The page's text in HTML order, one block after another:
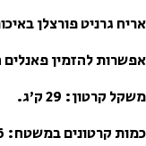
אריח גרניט פורצלן
אפשרות להזמין פאנלים
משקל קרטון: 29 ק’ג.
כמות קרטונים במשטח: 36 יח’.